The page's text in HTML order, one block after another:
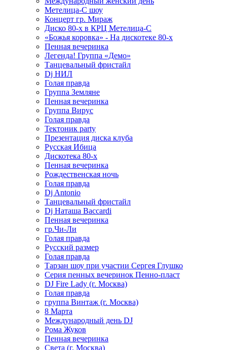
Метелица-С шоу
Концерт гр. Мираж
Диско 80-х в КРЦ Метелица-С
«Божья коровка» - На дискотеке 80-х
Пенная вечеринка
Легенда! Группа «Демо»
Танцевальный фристайл
Dj НИЛ
Голая правда
Группа Земляне
Пенная вечеринка
Группа Вирус
Голая правда
Тектоник party
Презентация диска клуба
Русская Ибица
Дискотека 80-х
Пенная вечеринка
Рождественская ночь
Голая правда
Dj Antonio
Танцевальный фристайл
Dj Наташа Baccardi
Пенная вечеринка
гр.Чи-Ли
Голая правда
Русский размер
Голая правда
Тарзан шоу при участии Сергея Глушко
Серия пенных вечеринок Пенно-пласт
DJ Fire Lady (г. Москва)
Голая правда
группа Винтаж (г. Москва)
8 Марта
Международный день DJ
Рома Жуков
Пенная вечеринка
Света (г. Москва)